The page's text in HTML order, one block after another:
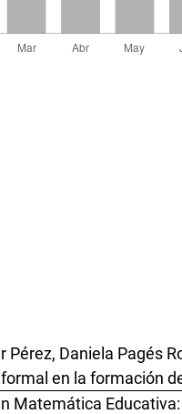
Pérez, Daniela Pagés
en la formación
Matemática